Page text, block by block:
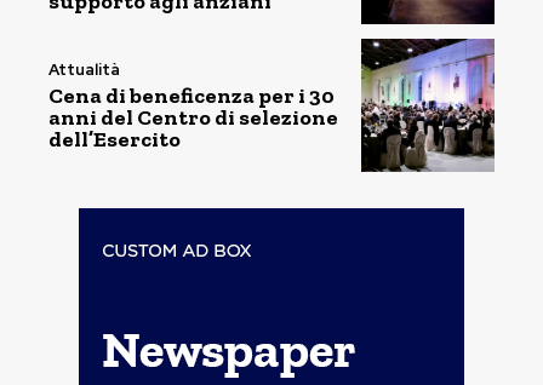
Attualità
Cena di beneficenza per i 30
anni del Centro di selezione
dell’Esercito